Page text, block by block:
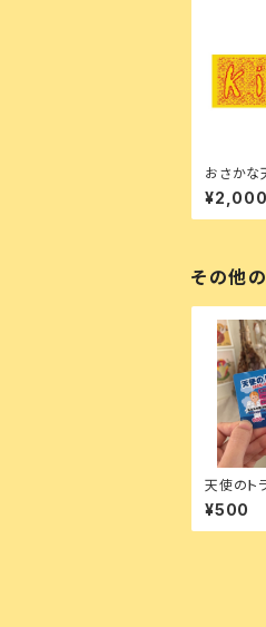
おさかな
¥2,000
その他
天使のト
マグネッ
¥500